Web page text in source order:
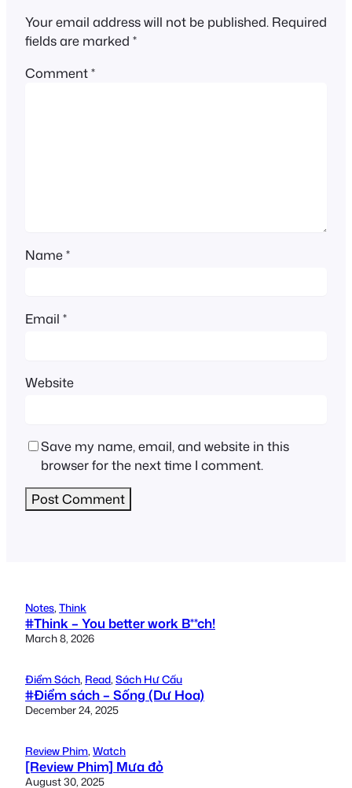
Your email address will not be published. Required
fields are marked *
Comment*
Name*
Email *
Website
Save my name, email, and website in this
browser for the next time I comment.
Notes, Think
#Think – You better work B**ch!
March 8, 2026
Điểm Sách, Read, Sách Hư Cấu
#Điểm sách – Sống (Dư Hoa)
December 24, 2025
Review Phim, Watch
[Review Phim] Mưa đỏ
August 30, 2025